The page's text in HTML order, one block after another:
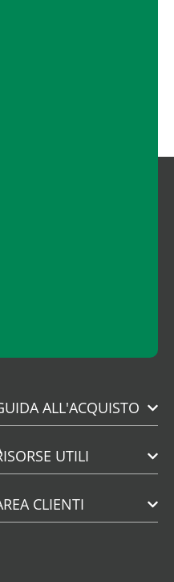
ALL'ACQUISTO
UTILI
CLIENTI